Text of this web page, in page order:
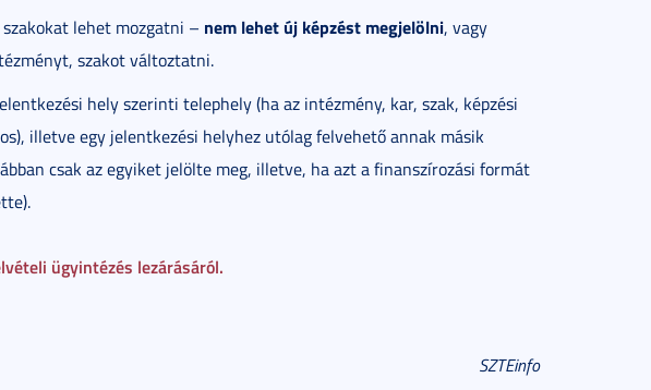
lehet mozgatni – nem lehet új képzést megjelölni, vagy
szakot változtatni.
hely szerinti telephely (ha az intézmény, kar, szak, képzési
illetve egy jelentkezési helyhez utólag felvehető annak másik
csak az egyiket jelölte meg, illetve, ha azt a finanszírozási formát
ügyintézés lezárásáról.
SZTEinfo